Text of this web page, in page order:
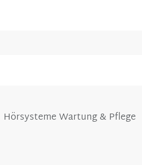
Hörsysteme Wartung & Pflege